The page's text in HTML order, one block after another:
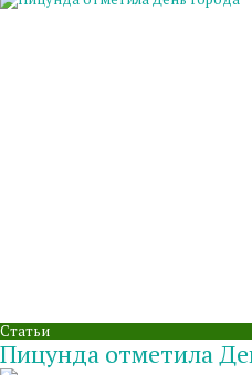
Статьи
Пицунда отметила